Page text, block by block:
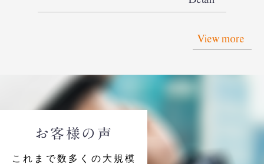
View more
お客様の声
これまで数多くの大規模